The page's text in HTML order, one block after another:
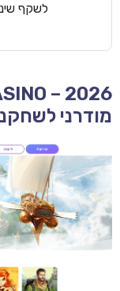
לשקף
מודרני